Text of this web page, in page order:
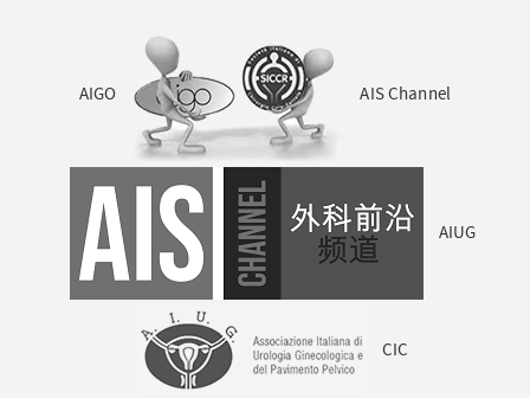
AIGO AIS Channel
AIUG
CIC